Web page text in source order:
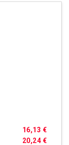
20,24 €
16,13 €